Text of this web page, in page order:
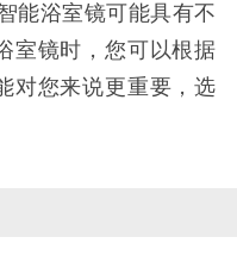
能浴室镜可能具有不
室镜时，您可以根据
对您来说更重要，选